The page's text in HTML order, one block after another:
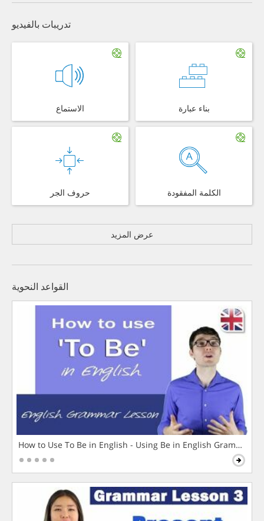
تدريبات بالفيديو
الاستماع بناء عبارة
حروف الجر الكلمة المفقودة
عرض المزيد
القواعد النحوية
How to Use To Be in English - Using Be in English Grammar